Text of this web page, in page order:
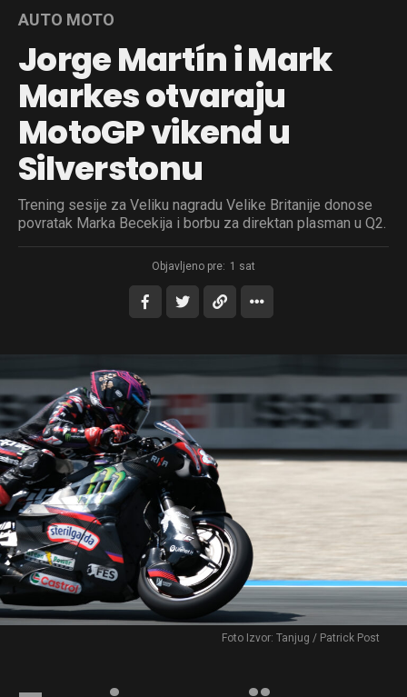
AUTO MOTO
Jorge Martín i Mark
Markes otvaraju
MotoGP vikend u
Silverstonu
Trening sesije za Veliku nagradu Velike Britanije donose
povratak Marka Becekija i borbu za direktan plasman u Q2.
Objavljeno pre: 1 sat
Foto Izvor: Tanjug / Patrick Post